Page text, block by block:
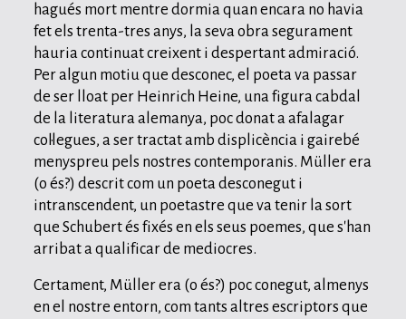
hagués mort mentre dormia quan encara no havia
fet els trenta-tres anys, la seva obra segurament
hauria continuat creixent i despertant admiració.
Per algun motiu que desconec, el poeta va passar
de ser lloat per Heinrich Heine, una figura cabdal
de la literatura alemanya, poc donat a afalagar
col·legues, a ser tractat amb displicència i gairebé
menyspreu pels nostres contemporanis. Müller era
(o és?) descrit com un poeta desconegut i
intranscendent, un poetastre que va tenir la sort
que Schubert és fixés en els seus poemes, que s'han
arribat a qualificar de mediocres.
Certament, Müller era (o és?) poc conegut, almenys
en el nostre entorn, com tants altres escriptors que